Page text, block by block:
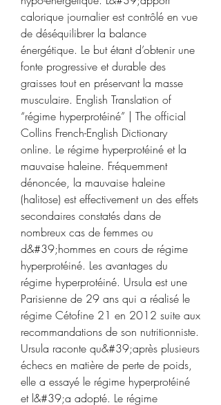
calorique journalier est contrôlé en vue
de déséquilibrer la balance
énergétique. Le but étant d’obtenir une
fonte progressive et durable des
graisses tout en préservant la masse
musculaire. English Translation of
“régime hyperprotéiné” | The official
Collins French-English Dictionary
online. Le régime hyperprotéiné et la
mauvaise haleine. Fréquemment
dénoncée, la mauvaise haleine
(halitose) est effectivement un des effets
secondaires constatés dans de
nombreux cas de femmes ou
d&#39;hommes en cours de régime
hyperprotéiné. Les avantages du
régime hyperprotéiné. Ursula est une
Parisienne de 29 ans qui a réalisé le
régime Cétofine 21 en 2012 suite aux
recommandations de son nutritionniste.
Ursula raconte qu&#39;après plusieurs
échecs en matière de perte de poids,
elle a essayé le régime hyperprotéiné
et l&#39;a adopté. Le régime